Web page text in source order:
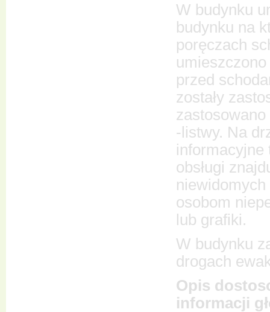
W budynku
budynku na
poręczach
przed
zostały
-listwy. Na
informacyjne
obsługi
osobom
lub grafiki.
W budynku
drogach
Opis
informacji